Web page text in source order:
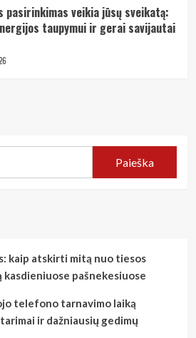
pasirinkimas veikia jūsų sveikatą:
taupymui ir gerai savijautai
Paieška
kaip atskirti mitą nuo tiesos
pašnekesiuose
telefono tarnavimo laiką
ir dažniausių gedimų